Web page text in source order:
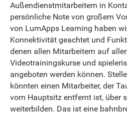
Außendienstmitarbeitern in
persönliche Note von großem
von LumApps Learning haben
Konnektivität geachtet und
denen allen Mitarbeitern auf
Videotrainingskurse und
angeboten werden können.
könnten einen Mitarbeiter, der
vom Hauptsitz entfernt ist, über
weiterbilden. Das ist eine